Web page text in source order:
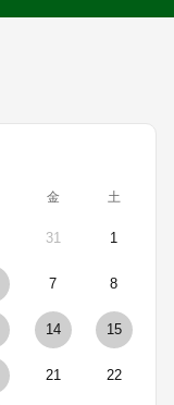
金 土
31 1
7 8
14 15
21 22